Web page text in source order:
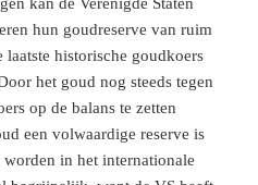
hun goudreserve van ruim
laatste historische goudkoers
het goud nog steeds tegen
op de balans te zetten
een volwaardige reserve is
in het internationale